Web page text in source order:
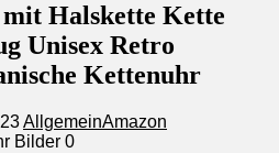
Halskette Kette
Unisex Retro
Kettenuhr
AllgemeinAmazon
Bilder 0